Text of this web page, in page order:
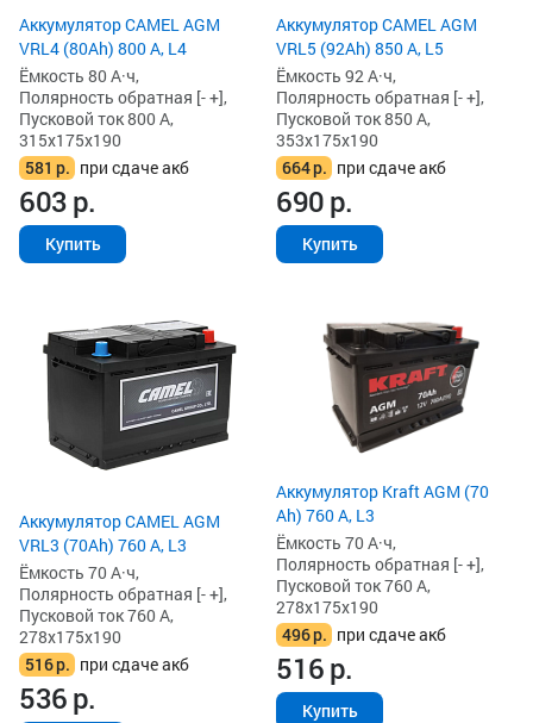
Аккумулятор CAMEL AGM
VRL4 (80Ah) 800 А, L4
Ёмкость 80 А·ч,
Полярность обратная [- +],
Пусковой ток 800 А,
315x175x190
581 р. при сдаче акб
603р.
Купить
Аккумулятор CAMEL AGM
VRL5 (92Ah) 850 А, L5
Ёмкость 92 А·ч,
Полярность обратная [- +],
Пусковой ток 850 А,
353x175x190
664р. при сдаче акб
690р.
Купить
Аккумулятор CAMEL AGM
VRL3 (70Ah) 760 А, L3
Ёмкость 70 А·ч,
Полярность обратная [- +],
Пусковой ток 760 А,
278x175x190
516р. при сдаче акб
536р.
Аккумулятор Kraft AGM (70
Ah) 760 А, L3
Ёмкость 70 А·ч,
Полярность обратная [- +],
Пусковой ток 760 А,
278x175x190
496р. при сдаче акб
516р.
Купить